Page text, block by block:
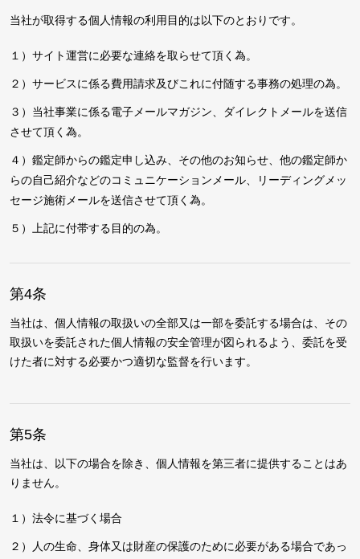
当社が取得する個人情報の利用目的は以下のとおりです。
１）サイト運営に必要な連絡を取らせて頂く為。
２）サービスに係る費用請求及びこれに付随する事務の処理の為。
３）当社事業に係る電子メールマガジン、ダイレクトメールを送信
させて頂く為。
４）鑑定師からの鑑定申し込み、その他のお知らせ、他の鑑定師か
らの自己紹介などのコミュニケーションメール、リーディングメッ
セージ施術メールを送信させて頂く為。
５）上記に付帯する目的の為。
第4条
当社は、個人情報の取扱いの全部又は一部を委託する場合は、その
取扱いを委託された個人情報の安全管理が図られるよう、委託を受
けた者に対する必要かつ適切な監督を行います。
第5条
当社は、以下の場合を除き、個人情報を第三者に提供することはあ
りません。
１）法令に基づく場合
２）人の生命、身体又は財産の保護のために必要がある場合であっ